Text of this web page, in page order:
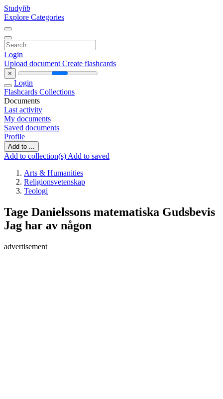
Studylib
Explore Categories
Login
Upload document Create flashcards
×
Login
Flashcards Collections
Documents
Last activity
My documents
Saved documents
Profile
Add to ...
Add to collection(s) Add to saved
Arts & Humanities
Religionsvetenskap
Teologi
Tage Danielssons matematiska Gudsbevis
Jag har av någon
advertisement